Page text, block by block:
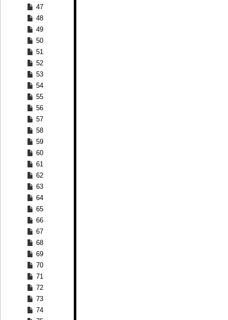
47
48
49
50
51
52
53
54
55
56
57
58
59
60
61
62
63
64
65
66
67
68
69
70
71
72
73
74